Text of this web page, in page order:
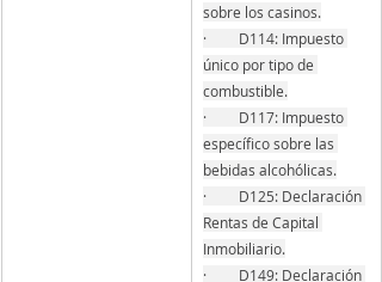
sobre los casinos.
·         D114: Impuesto
único por tipo de
combustible.
·         D117: Impuesto
específico sobre las
bebidas alcohólicas.
·         D125: Declaración
Rentas de Capital
Inmobiliario.
·         D149: Declaración